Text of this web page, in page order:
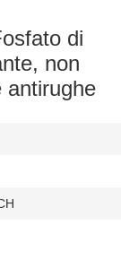
di
non
antirughe